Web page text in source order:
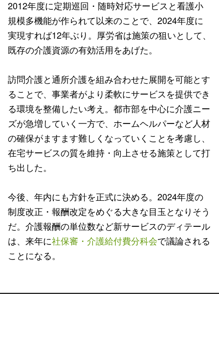
2012年度に定期巡回・随時対応サービスと看護小
規模多機能が作られて以来のことで、2024年度に
実現すれば12年ぶり。厚労省は施策の狙いとして、
既存の介護資源の有効活用をあげた。
訪問介護と通所介護を組み合わせた展開を可能とす
ることで、事業者がより柔軟にサービスを提供でき
る環境を整備したい考え。都市部を中心に介護ニー
ズが急増していく一方で、ホームヘルパーなど人材
の確保がますます難しくなっていくことを考慮し、
在宅サービスの質を維持・向上させる施策として打
ち出した。
今後、年内にも方針を正式に決める。2024年度の
制度改正・報酬改定をめぐる大きな目玉となりそう
だ。介護報酬の単位数など新サービスのディテール
は、来年に社保審・介護給付費分科会で議論される
ことになる。